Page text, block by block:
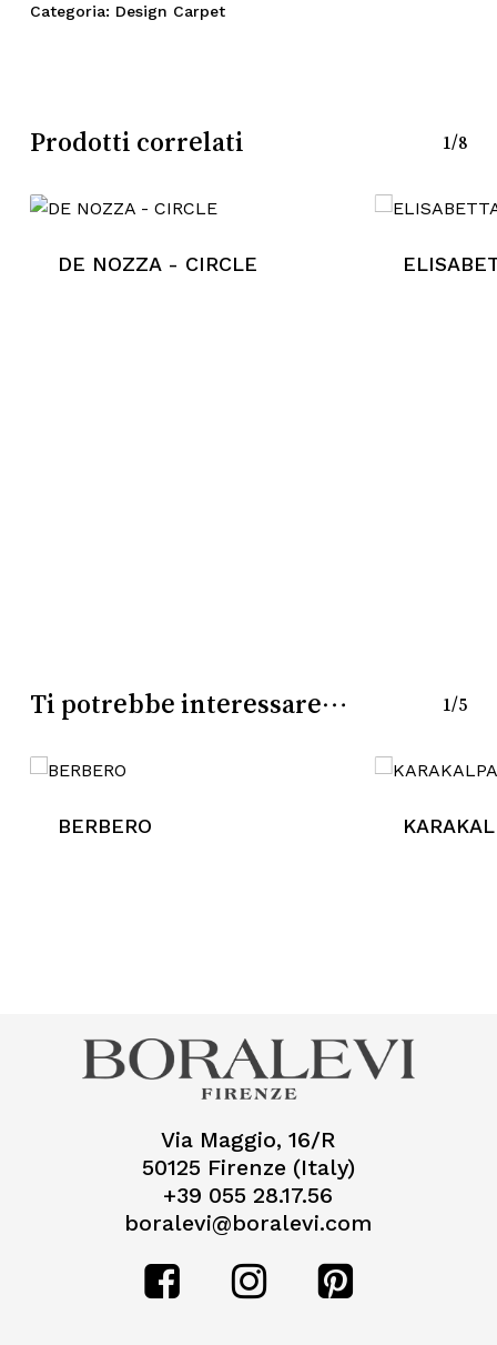
Categoria: Design Carpet
Prodotti correlati 1/8
DE NOZZA - CIRCLE
Ti potrebbe interessare… 1/5
BERBERO
Via Maggio, 16/R
50125 Firenze (Italy)
+39 055 28.17.56
boralevi@boralevi.com